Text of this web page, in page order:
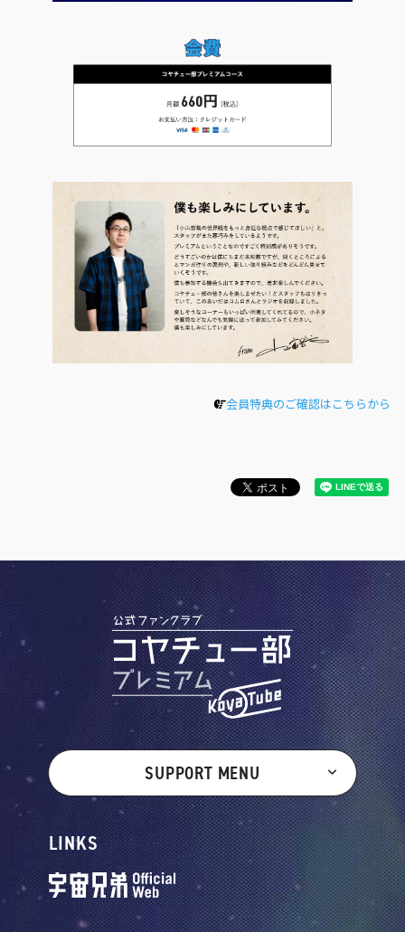
会員特典のご確認はこちらから
SUPPORT MENU
LINKS